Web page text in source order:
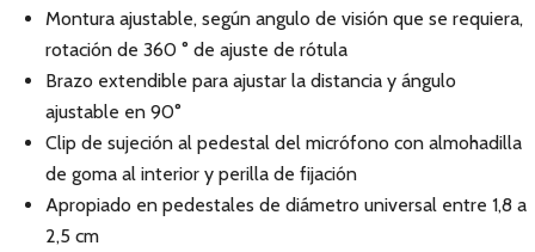
Montura ajustable, según angulo de visión que se requiera,
rotación de 360 ° de ajuste de rótula
Brazo extendible para ajustar la distancia y ángulo
ajustable en 90°
Clip de sujeción al pedestal del micrófono con almohadilla
de goma al interior y perilla de fijación
Apropiado en pedestales de diámetro universal entre 1,8 a
2,5 cm